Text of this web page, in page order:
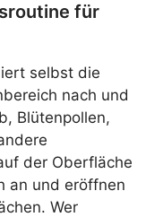
für
selbst die
nach und
Blütenpollen,
der Oberfläche
an und eröffnen
Wer